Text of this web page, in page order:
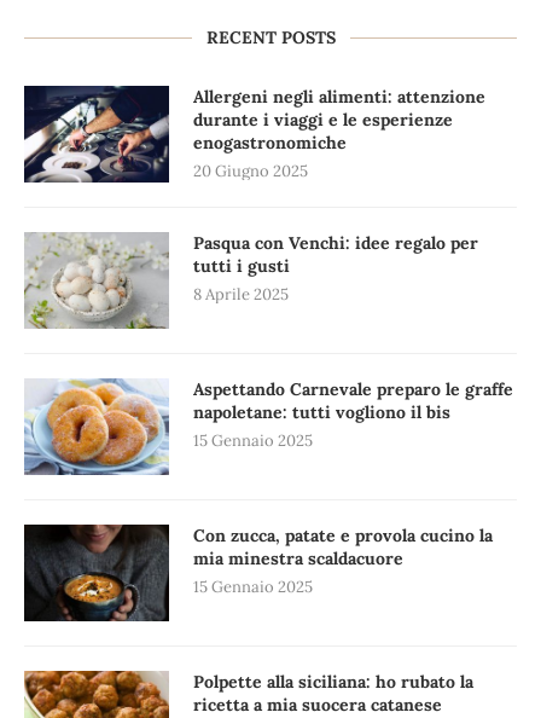
RECENT POSTS
Allergeni negli alimenti: attenzione
durante i viaggi e le esperienze
enogastronomiche
20 Giugno 2025
Pasqua con Venchi: idee regalo per
tutti i gusti
8 Aprile 2025
Aspettando Carnevale preparo le graffe
napoletane: tutti vogliono il bis
15 Gennaio 2025
Con zucca, patate e provola cucino la
mia minestra scaldacuore
15 Gennaio 2025
Polpette alla siciliana: ho rubato la
ricetta a mia suocera catanese